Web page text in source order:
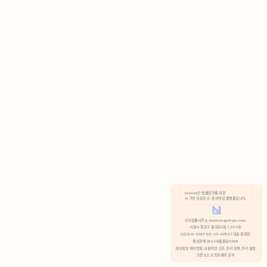
분석 쿠키 허용
Lawvot은 법률업무를 위한
AI 기반 자료조사 · 문서작성 플랫폼입니다.
안국법률사무소 www.anguklaw.com
서울시 종로구 율곡로2길 7, 304호
02)3210-3330 105-05-48527 대표 정희찬
통신판매 2024서울종로0248
개인정보 처리방침, 이용약관 고지, 쿠키 정책, 쿠키 설정
오픈소스 소프트웨어 공지